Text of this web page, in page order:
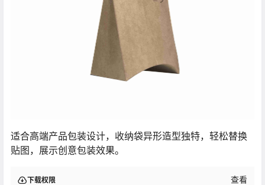
适合高端产品包装设计，收纳袋异形造型独特，轻松替换
贴图，展示创意包装效果。
下载权限 查看